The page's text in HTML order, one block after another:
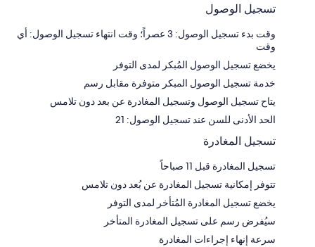
تسجيل الوصول
وقت بدء تسجيل الوصول: 3 عصراً؛ وقت انتهاء تسجيل الوصول: أي
وقت
يخضع تسجيل الوصول المُبكر لمدى التوفر
خدمة تسجيل الوصول المبكر متوفرة مقابل رسم
يتاح تسجيل الوصول وتسجيل المغادرة عن بعد دون تلامس
الحد الأدنى للسن عند تسجيل الوصول: 21
تسجيل المغادرة
تسجيل المغادرة قبل 11 صباحاً
تتوفر إمكانية تسجيل المغادرة عن بُعد دون تلامس
يخضع تسجيل المغادرة المُتأخر لمدى التوفر
سيُفرض رسم على تسجيل المغادرة المتأخر
سرعة إنهاء إجراءات المغادرة